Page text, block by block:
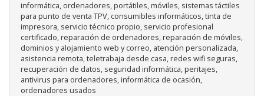
informática, ordenadores, portátiles, móviles, sistemas táctiles
para punto de venta TPV, consumibles informáticos, tinta de
impresora, servicio técnico propio, servicio profesional
certificado, reparación de ordenadores, reparación de móviles,
dominios y alojamiento web y correo, atención personalizada,
asistencia remota, teletrabaja desde casa, redes wifi seguras,
recuperación de datos, seguridad informática, peritajes,
antivirus para ordenadores, informática de ocasión,
ordenadores usados